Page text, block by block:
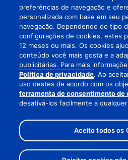
MEUS DADOS
VISITE NOSSAS REDES
RETORNAR AO
MANTENHA SEUS CUPONS
© 2026 PROCTER & GAMBLE.
preferências de navegação e
personalizada com base em seu
navegação. Dependendo do tipo
configurações de cookies, estes
12 meses ou mais. Os cookies
conteúdo você mais gosta e a
publicitárias. Para mais
Política de privacidade. Ao
uso destes de acordo com os
ferramenta de consentimento de
desativá-los facilmente a
Aceito todos os